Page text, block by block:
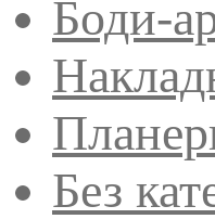
Боди-
Без